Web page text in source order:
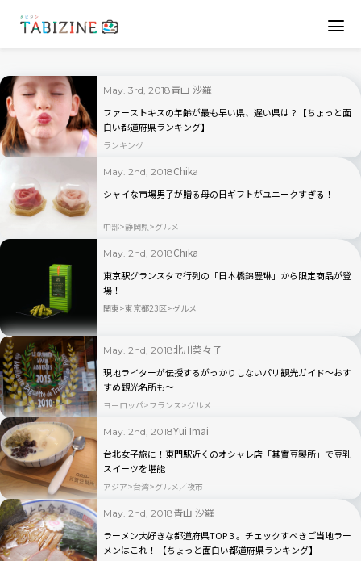
May. 3rd, 2018青山 沙羅
ファーストキスの年齢が最も早い県、遅い県は？【ちょっと面
白い都道府県ランキング】
ランキング
May. 2nd, 2018Chika
シャイな市場男子が贈る母の日ギフトがユニークすぎる！
中部 静岡県 グルメ
May. 2nd, 2018Chika
東京駅グランスタで行列の「日本橋錦豊琳」から限定商品が登
場！
関東 東京都23区 グルメ
May. 2nd, 2018北川菜々子
現地ライターが伝授するがっかりしないパリ観光ガイド〜おす
すめ観光名所も〜
ヨーロッパ フランス グルメ
May. 2nd, 2018Yui Imai
台北女子旅に！東門駅近くのオシャレ店「其實豆製所」で豆乳
スイーツを堪能
アジア 台湾 グルメ／夜市
May. 2nd, 2018青山 沙羅
ラーメン大好きな都道府県TOP３。チェックすべきご当地ラー
メンはこれ！ 【ちょっと面白い都道府県ランキング】